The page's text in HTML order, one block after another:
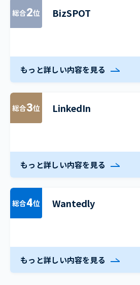
総合2位 BizSPOT
もっと詳しい内容を見る
総合3位 LinkedIn
もっと詳しい内容を見る
総合4位 Wantedly
もっと詳しい内容を見る